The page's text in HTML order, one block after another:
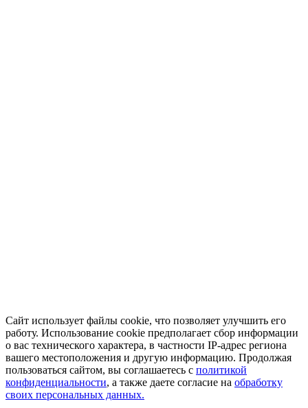
Сайт использует файлы cookie, что позволяет улучшить его
работу. Использование cookie предполагает сбор информации
о вас технического характера, в частности IP-адрес региона
вашего местоположения и другую информацию. Продолжая
пользоваться сайтом, вы соглашаетесь с политикой
конфиденциальности, а также даете согласие на обработку
своих персональных данных.